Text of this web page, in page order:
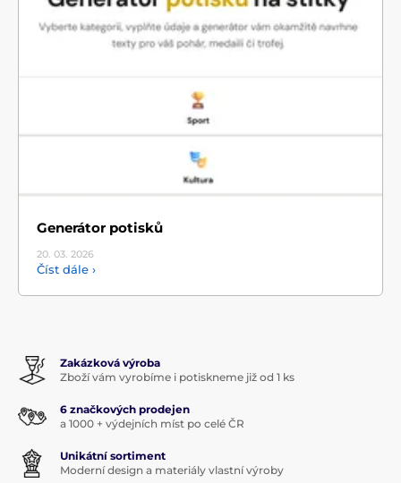
Generátor potisků
20. 03. 2026
Číst dále ›
Zakázková výroba
Zboží vám vyrobíme i potiskneme již od 1 ks
6 značkových prodejen
a 1000 + výdejních míst po celé ČR
Unikátní sortiment
Moderní design a materiály vlastní výroby